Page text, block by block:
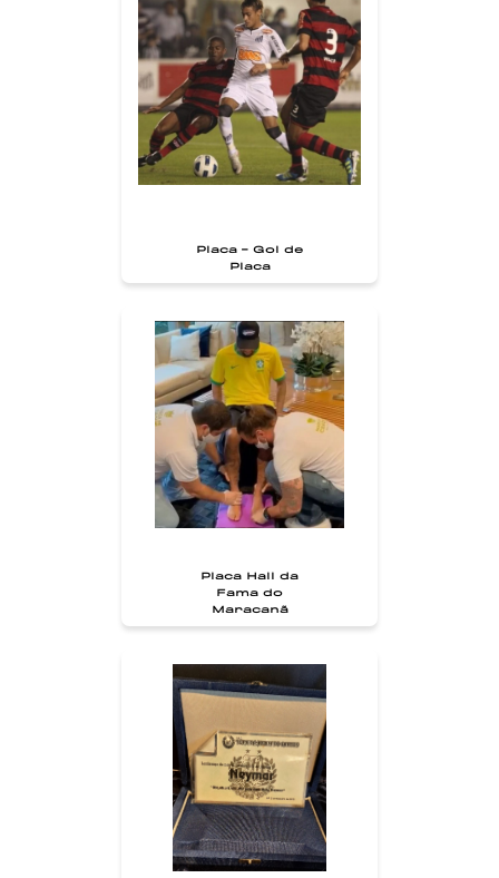
Placa - Gol de
Placa
Placa Hall da
Fama do
Maracanã